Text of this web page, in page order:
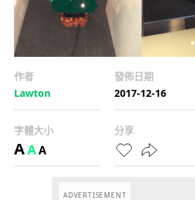
作者
Lawton
發佈日期
2017-12-16
字體大小
AAA
分享
ADVERTISEMENT